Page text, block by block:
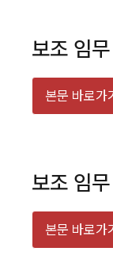
보조 임
본문 바로가
보조 임
본문 바로가